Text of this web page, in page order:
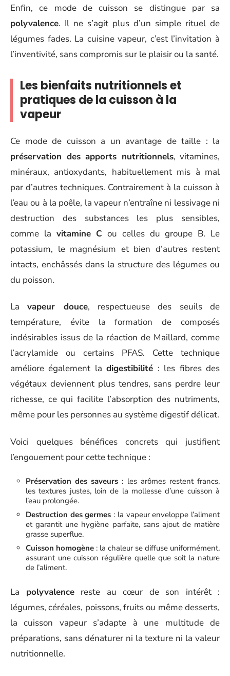
Enfin, ce mode de cuisson se distingue par sa
polyvalence. Il ne s’agit plus d’un simple rituel de
légumes fades. La cuisine vapeur, c’est l’invitation à
l’inventivité, sans compromis sur le plaisir ou la santé.
Les bienfaits nutritionnels et
pratiques de la cuisson à la
vapeur
Ce mode de cuisson a un avantage de taille : la
préservation des apports nutritionnels, vitamines,
minéraux, antioxydants, habituellement mis à mal
par d’autres techniques. Contrairement à la cuisson à
l’eau ou à la poêle, la vapeur n’entraîne ni lessivage ni
destruction des substances les plus sensibles,
comme la vitamine C ou celles du groupe B. Le
potassium, le magnésium et bien d’autres restent
intacts, enchâssés dans la structure des légumes ou
du poisson.
Lavapeur douce, respectueuse des seuils de
température, évite la formation de composés
indésirables issus de la réaction de Maillard, comme
l’acrylamide ou certains PFAS. Cette technique
améliore également ladigestibilité : les fibres des
végétaux deviennent plus tendres, sans perdre leur
richesse, ce qui facilite l’absorption des nutriments,
même pour les personnes au système digestif délicat.
Voici quelques bénéfices concrets qui justifient
l’engouement pour cette technique :
Préservation des saveurs : les arômes restent francs,
les textures justes, loin de la mollesse d’une cuisson à
l’eau prolongée.
Destruction des germes : la vapeur enveloppe l’aliment
et garantit une hygiène parfaite, sans ajout de matière
grasse superflue.
Cuisson homogène : la chaleur se diffuse uniformément,
assurant une cuisson régulière quelle que soit la nature
de l’aliment.
La polyvalencereste au cœur de son intérêt :
légumes, céréales, poissons, fruits ou même desserts,
la cuisson vapeur s’adapte à une multitude de
préparations, sans dénaturer ni la texture ni la valeur
nutritionnelle.